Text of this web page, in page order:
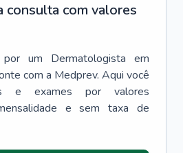
consulta com valores
um Dermatologista em
com a Medprev. Aqui você
e exames por valores
e sem taxa de